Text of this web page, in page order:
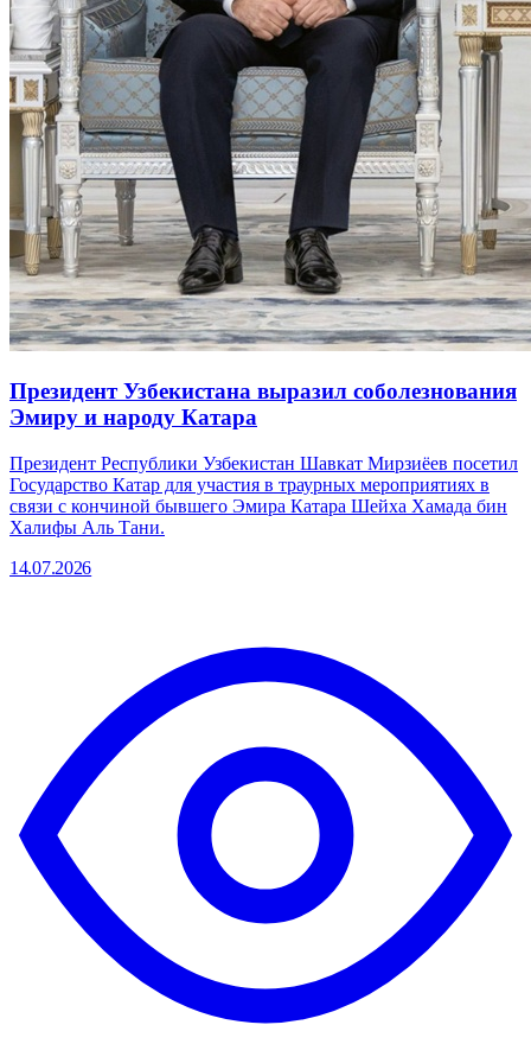
Президент Узбекистана выразил соболезнования
Эмиру и народу Катара
Президент Республики Узбекистан Шавкат Мирзиёев посетил
Государство Катар для участия в траурных мероприятиях в
связи с кончиной бывшего Эмира Катара Шейха Хамада бин
Халифы Аль Тани.
14.07.2026